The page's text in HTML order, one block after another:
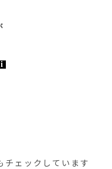
チェックしています